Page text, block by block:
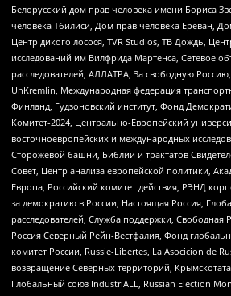
Белорусский дом прав человека имени Бориса
человека Тбилиси, Дом прав человека Ереван,
Центр дикого лосося, TVR Studios, ТВ Дождь,
исследований им Вилфрида Мартенса, Сетевое
расследователей, АЛЛАТРА, За свободную
UnKremlin, Международная федерация
Финланд, Гудзоновский институт, Фонд
Комитет-2024, Центрально-Европейский
восточноевропейских и международных
Сторожевой башни, Библии и трактатов
Совет, Центр анализа европейской политики,
Европа, Российский комитет действия, РЭНД
за демократию в России, Настоящая Россия,
расследователей, Служба поддержки, Свободная
Россия Северный Рейн-Вестфалия, Фонд
комитет России, Russie-Libertes, La Asocicion de
возвращение Северных территорий,
Глобальный союз IndustriALL, Russian Election